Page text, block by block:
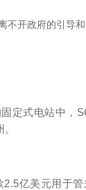
开政府的引
定式电站中
亿美元用于管